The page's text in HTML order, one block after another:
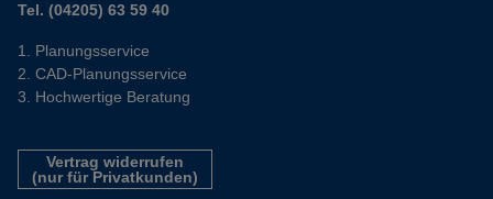
Tel. (04205) 63 59 40
Planungsservice
CAD-Planungsservice
Hochwertige Beratung
Vertrag widerrufen
(nur für Privatkunden)